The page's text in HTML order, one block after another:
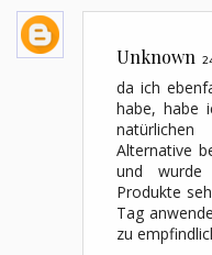
Unknown
da ich
habe, habe
Alternative
und
Produkte
Tag
zu